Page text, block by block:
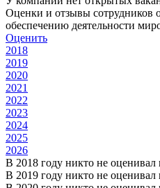
Оценки и отзывы сотрудников
обеспечению деятельности
Оценить
2018
2019
2020
2021
2022
2023
2024
2025
2026
В 2018 году никто не
В 2019 году никто не